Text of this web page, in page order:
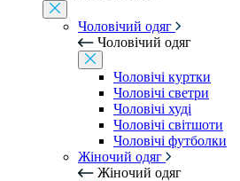
Чоловічий одяг
Чоловічий одяг
Чоловічі куртки
Чоловічі светри
Чоловічі худі
Чоловічі світшоти
Чоловічі футболки
Жіночий одяг
Жіночий одяг